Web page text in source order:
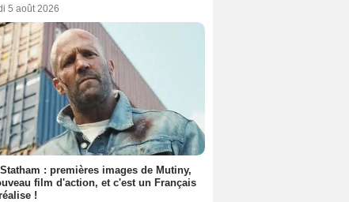
5 août 2026
: premières images de Mutiny,
film d'action, et c'est un Français
!